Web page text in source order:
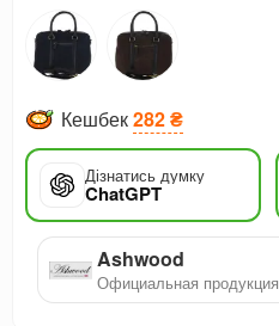
Кешбек282 ₴
Дізнатись думку
ChatGPT
Ashwood
Официальная продукция